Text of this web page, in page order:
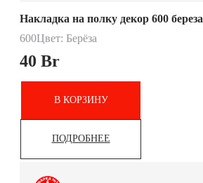
Накладка на полку декор 600 береза
600Цвет: Берёза
40 Br
В КОРЗИНУ
ПОДРОБНЕЕ